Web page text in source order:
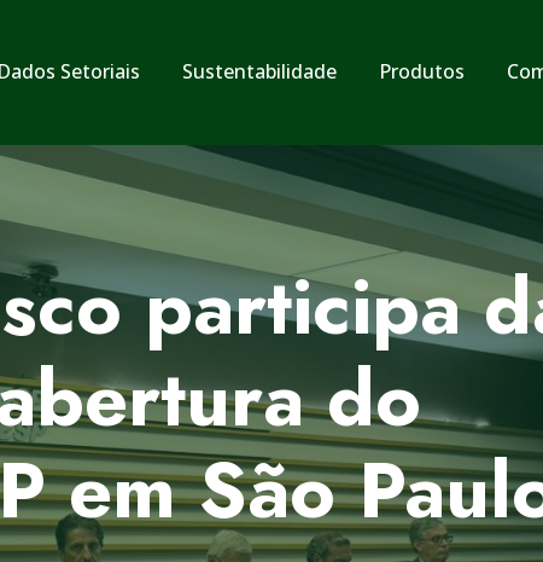
Dados Setoriais Sustentabilidade Produtos
participa
do
em São